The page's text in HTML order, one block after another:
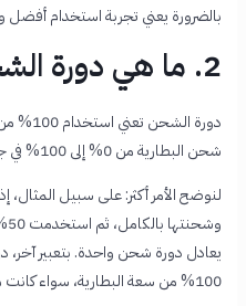
بالضرورة يعني تجربة استخدام
2. ما هي دورة الشحن؟
دورة
شحن البطارية من 0% إلى 100% في جلسة واحدة!
يعادل دورة شحن واحدة. بتعبير آخر،
100% من سعة البطارية، سواء كانت من شحن واحد أو عدة شحنات جزئية.